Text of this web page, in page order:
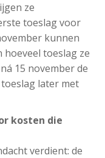
ze
toeslag voor
kunnen
hoeveel toeslag ze
15 november de
later met
kosten die
verdient: de